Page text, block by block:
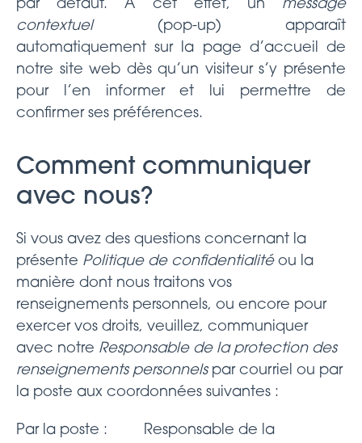
par défaut. À cet effet, un message
contextuel(pop-up) apparaît
automatiquement sur la page d’accueil de
notre site web dès qu’un visiteur s’y présente
pour l’en informer et lui permettre de
confirmer ses préférences.
Comment communiquer
avec nous?
Si vous avez des questions concernant la
présente Politique de confidentialitéou la
manière dont nous traitons vos
renseignements personnels, ou encore pour
exercer vos droits, veuillez, communiquer
avec notre Responsable de la protection des
renseignements personnelspar courriel ou par
la poste aux coordonnées suivantes :
Par la poste : Responsable de la